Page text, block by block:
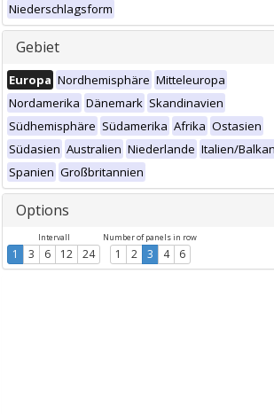
Niederschlagsform
Gebiet
Europa Nordhemisphäre Mitteleuropa
Nordamerika Dänemark Skandinavien
Südhemisphäre Südamerika Afrika Ostasien
Südasien Australien Niederlande Italien/Balkan
Spanien Großbritannien
Options
Intervall
1 3 6 12 24
Number of panels in row
1 2 3 4 6